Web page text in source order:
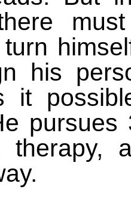
his
it
pursues
therapy,